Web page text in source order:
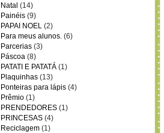
Natal (14)
Painéis (9)
PAPAI NOEL (2)
Para meus alunos. (6)
Parcerias (3)
Páscoa (8)
PATATI E PATATÁ (1)
Plaquinhas (13)
Ponteiras para lápis (4)
Prêmio (1)
PRENDEDORES (1)
PRINCESAS (4)
Reciclagem (1)